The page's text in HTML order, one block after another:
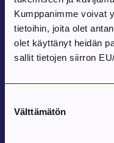
Kumppanimme voivat
tietoihin, joita olet
olet käyttänyt heidän
sallit tietojen siirron
valinta
Välttämätön
Hiljaisten
Parkanon kirjasto,
Tapahtuma alkaa:
Parkanon
Parkanon tori